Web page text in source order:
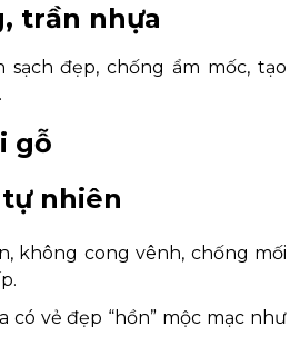
trần nhựa
sạch đẹp, chống ẩm mốc, tạo
gỗ
tự nhiên
không cong vênh, chống mối
có vẻ đẹp “hồn” mộc mạc như